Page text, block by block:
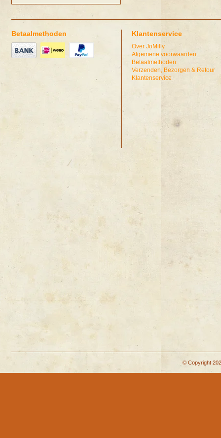
Betaalmethoden Klantenservice
Over JoMilly
Algemene voorwaarden
Betaalmethoden
Verzenden, Bezorgen & Retour
Klantenservice
© Copyright